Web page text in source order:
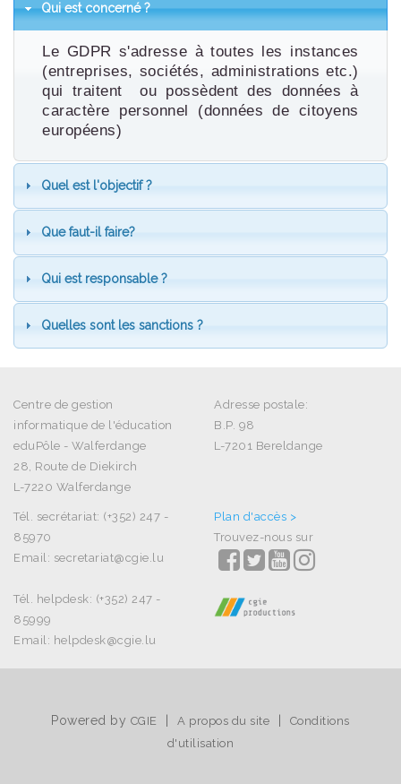
Qui est concerné ?
Le GDPR s'adresse à toutes les instances
(entreprises, sociétés, administrations etc.)
qui traitent ou possèdent des données à
caractère personnel (données de citoyens
européens)
Quel est l'objectif ?
Que faut-il faire?
Qui est responsable ?
Quelles sont les sanctions ?
Centre de gestion
informatique de l'éducation
eduPôle - Walferdange
28, Route de Diekirch
L-7220 Walferdange
Adresse postale:
B.P. 98
L-7201 Bereldange
Tél. secrétariat: (+352) 247 -
85970
Email: secretariat@cgie.lu
Tél. helpdesk: (+352) 247 -
85999
Email: helpdesk@cgie.lu
Plan d'accès >
Trouvez-nous sur
Powered by CGIE A propos du site
Conditions
d'utilisation